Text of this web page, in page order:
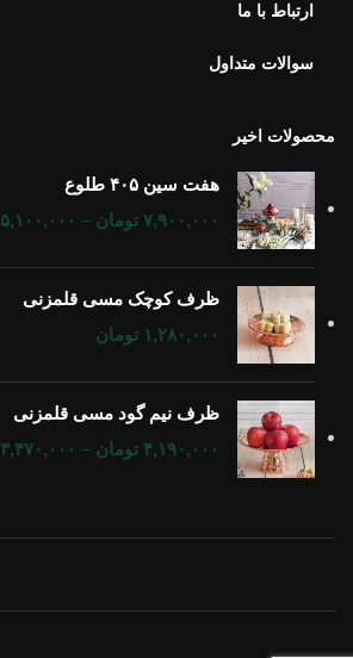
ارتباط با ما
سوالات متداول
محصولات اخیر
هفت سین ۴۰۵ طلوع
۷,۹۰۰,۰۰۰ تومان – ۵,۱۰۰,۰۰۰
ظرف کوچک مسی قلمزنی
۱,۲۸۰,۰۰۰ تومان
ظرف نیم گود مسی قلمزنی
۴,۱۹۰,۰۰۰ تومان – ۳,۴۷۰,۰۰۰